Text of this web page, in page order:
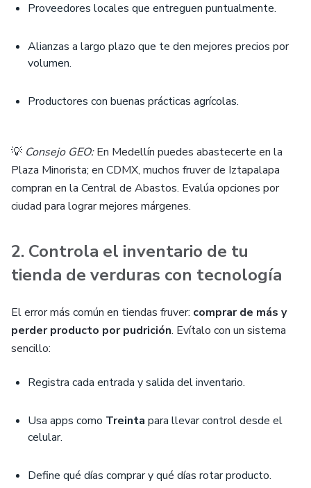
Proveedores locales que entreguen puntualmente.
Alianzas a largo plazo que te den mejores precios por
volumen.
Productores con buenas prácticas agrícolas.
💡 Consejo GEO:En Medellín puedes abastecerte en la
Plaza Minorista; en CDMX, muchos fruver de Iztapalapa
compran en la Central de Abastos. Evalúa opciones por
ciudad para lograr mejores márgenes.
2. Controla el inventario de tu
tienda de verduras con tecnología
El error más común en tiendas fruver: comprar de más y
perder producto por pudrición. Evítalo con un sistema
sencillo:
Registra cada entrada y salida del inventario.
Usa apps como Treinta para llevar control desde el
celular.
Define qué días comprar y qué días rotar producto.